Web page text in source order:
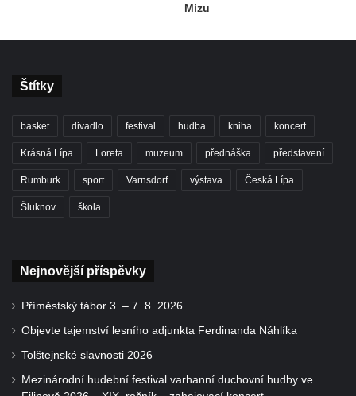
Mizu
Štítky
basket divadlo festival hudba kniha koncert
Krásná Lípa Loreta muzeum přednáška představení
Rumburk sport Varnsdorf výstava Česká Lípa
Šluknov škola
Nejnovější příspěvky
Příměstský tábor 3. – 7. 8. 2026
Objevte tajemství lesního adjunkta Ferdinanda Náhlíka
Tolštejnské slavnosti 2026
Mezinárodní hudební festival varhanní duchovní hudby ve